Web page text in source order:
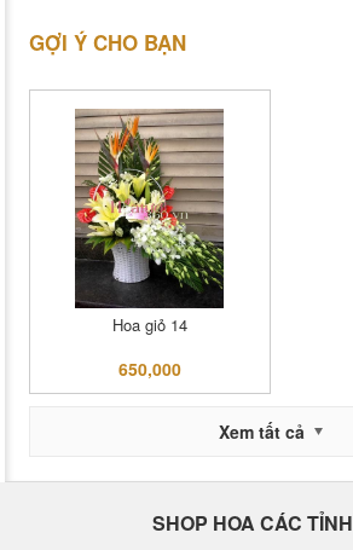
GỢI Ý CHO BẠN
Hoa giỏ 14
650,000
Xem tất cả
SHOP HOA CÁC TỈNH